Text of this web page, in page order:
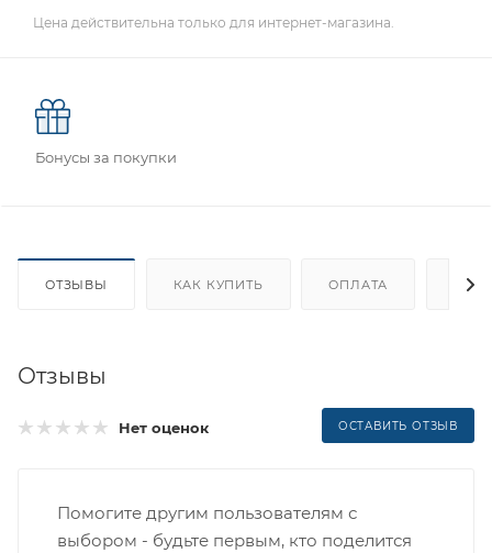
Цена действительна только для интернет-магазина.
Бонусы за покупки
ОТЗЫВЫ КАК КУПИТЬ ОПЛАТА
Отзывы
Нет оценок ОСТАВИТЬ ОТЗЫВ
Помогите другим пользователям с
выбором - будьте первым, кто поделится